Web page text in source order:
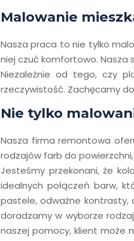
Malowanie
Nasza praca to nie tylko
niej czuć komfortowo. Nasza
Niezależnie od tego, czy
rzeczywistość. Zachęcamy
Nie tylko
Nasza firma remontowa
rodzajów farb do
Jesteśmy przekonani, że
idealnych połączeń barw,
pastele, odważne kontrasty,
doradzamy w wyborze
naszej pomocy, klient może